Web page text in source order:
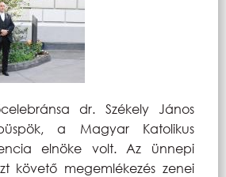
dr. Székely János
a Magyar Katolikus
elnöke volt. Az ünnepi
követő megemlékezés zenei